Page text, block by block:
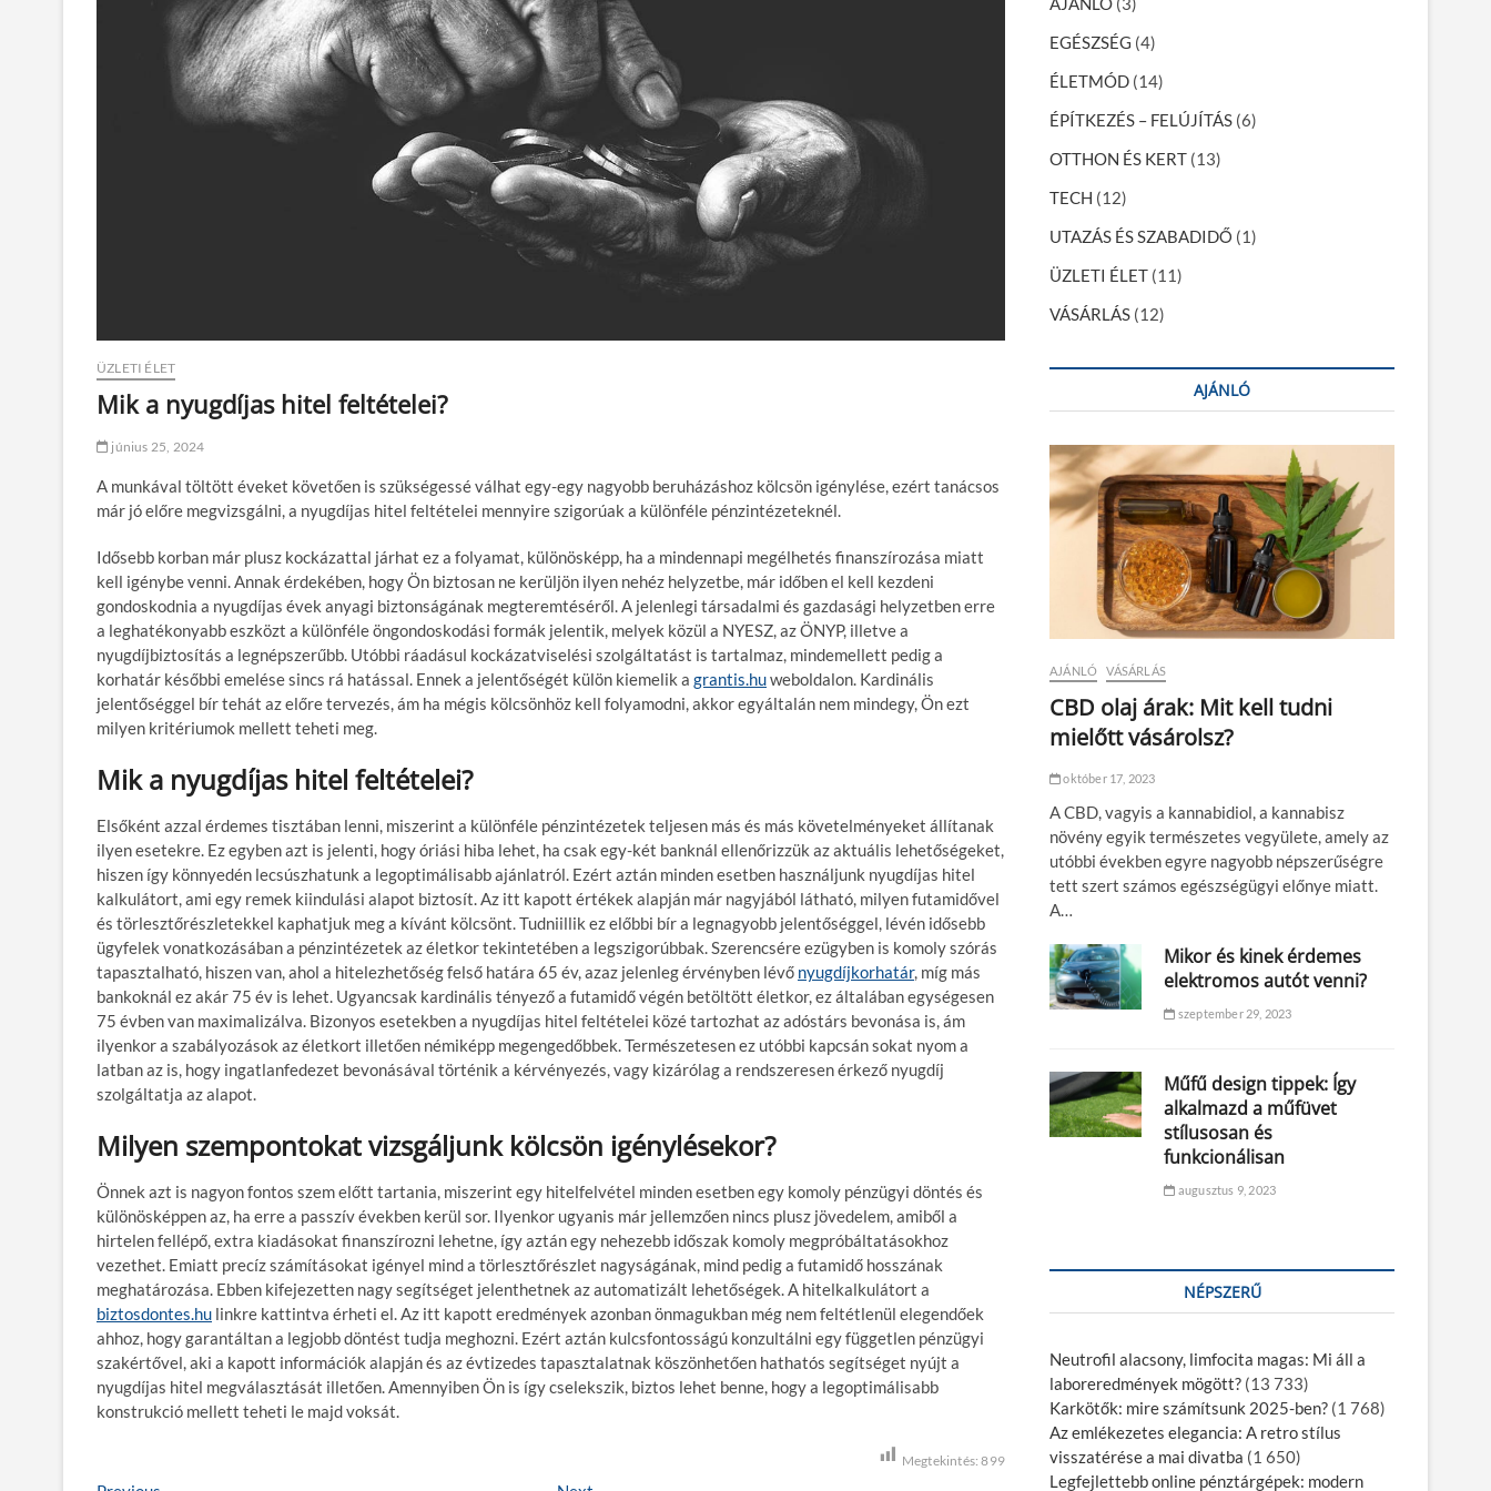
ÜZLETI ÉLET
Mik a nyugdíjas hitel feltételei?
június 25, 2024
A munkával töltött éveket követően is szükségessé válhat egy-egy nagyobb beruházáshoz kölcsön igénylése, ezért tanácsos
már jó előre megvizsgálni, a nyugdíjas hitel feltételei mennyire szigorúak a különféle pénzintézeteknél.
Idősebb korban már plusz kockázattal járhat ez a folyamat, különösképp, ha a mindennapi megélhetés finanszírozása miatt
kell igénybe venni. Annak érdekében, hogy Ön biztosan ne kerüljön ilyen nehéz helyzetbe, már időben el kell kezdeni
gondoskodnia a nyugdíjas évek anyagi biztonságának megteremtéséről. A jelenlegi társadalmi és gazdasági helyzetben erre
a leghatékonyabb eszközt a különféle öngondoskodási formák jelentik, melyek közül a NYESZ, az ÖNYP, illetve a
nyugdíjbiztosítás a legnépszerűbb. Utóbbi ráadásul kockázatviselési szolgáltatást is tartalmaz, mindemellett pedig a
korhatár későbbi emelése sincs rá hatással. Ennek a jelentőségét külön kiemelik a grantis.huweboldalon. Kardinális
jelentőséggel bír tehát az előre tervezés, ám ha mégis kölcsönhöz kell folyamodni, akkor egyáltalán nem mindegy, Ön ezt
milyen kritériumok mellett teheti meg.
Mik a nyugdíjas hitel feltételei?
Elsőként azzal érdemes tisztában lenni, miszerint a különféle pénzintézetek teljesen más és más követelményeket állítanak
ilyen esetekre. Ez egyben azt is jelenti, hogy óriási hiba lehet, ha csak egy-két banknál ellenőrizzük az aktuális lehetőségeket,
hiszen így könnyedén lecsúszhatunk a legoptimálisabb ajánlatról. Ezért aztán minden esetben használjunk nyugdíjas hitel
kalkulátort, ami egy remek kiindulási alapot biztosít. Az itt kapott értékek alapján már nagyjából látható, milyen futamidővel
és törlesztőrészletekkel kaphatjuk meg a kívánt kölcsönt. Tudniillik ez előbbi bír a legnagyobb jelentőséggel, lévén idősebb
ügyfelek vonatkozásában a pénzintézetek az életkor tekintetében a legszigorúbbak. Szerencsére ezügyben is komoly szórás
tapasztalható, hiszen van, ahol a hitelezhetőség felső határa 65 év, azaz jelenleg érvényben lévő nyugdíjkorhatár, míg más
bankoknál ez akár 75 év is lehet. Ugyancsak kardinális tényező a futamidő végén betöltött életkor, ez általában egységesen
75 évben van maximalizálva. Bizonyos esetekben a nyugdíjas hitel feltételei közé tartozhat az adóstárs bevonása is, ám
ilyenkor a szabályozások az életkort illetően némiképp megengedőbbek. Természetesen ez utóbbi kapcsán sokat nyom a
latban az is, hogy ingatlanfedezet bevonásával történik a kérvényezés, vagy kizárólag a rendszeresen érkező nyugdíj
szolgáltatja az alapot.
Milyen szempontokat vizsgáljunk kölcsön igénylésekor?
Önnek azt is nagyon fontos szem előtt tartania, miszerint egy hitelfelvétel minden esetben egy komoly pénzügyi döntés és
különösképpen az, ha erre a passzív években kerül sor. Ilyenkor ugyanis már jellemzően nincs plusz jövedelem, amiből a
hirtelen fellépő, extra kiadásokat finanszírozni lehetne, így aztán egy nehezebb időszak komoly megpróbáltatásokhoz
vezethet. Emiatt precíz számításokat igényel mind a törlesztőrészlet nagyságának, mind pedig a futamidő hosszának
meghatározása. Ebben kifejezetten nagy segítséget jelenthetnek az automatizált lehetőségek. A hitelkalkulátort a
biztosdontes.hu linkre kattintva érheti el. Az itt kapott eredmények azonban önmagukban még nem feltétlenül elegendőek
ahhoz, hogy garantáltan a legjobb döntést tudja meghozni. Ezért aztán kulcsfontosságú konzultálni egy független pénzügyi
szakértővel, aki a kapott információk alapján és az évtizedes tapasztalatnak köszönhetően hathatós segítséget nyújt a
nyugdíjas hitel megválasztását illetően. Amennyiben Ön is így cselekszik, biztos lehet benne, hogy a legoptimálisabb
konstrukció mellett teheti le majd voksát.
Megtekintés: 899
EGÉSZSÉG (4)
ÉLETMÓD (14)
ÉPÍTKEZÉS – FELÚJÍTÁS (6)
OTTHON ÉS KERT (13)
TECH (12)
UTAZÁS ÉS SZABADIDŐ (1)
ÜZLETI ÉLET (11)
VÁSÁRLÁS (12)
AJÁNLÓ
AJÁNLÓ VÁSÁRLÁS
CBD olaj árak: Mit kell tudni
mielőtt vásárolsz?
október 17, 2023
A CBD, vagyis a kannabidiol, a kannabisz
növény egyik természetes vegyülete, amely az
utóbbi években egyre nagyobb népszerűségre
tett szert számos egészségügyi előnye miatt.
A…
Mikor és kinek érdemes
elektromos autót venni?
szeptember 29, 2023
Műfű design tippek: Így
alkalmazd a műfüvet
stílusosan és
funkcionálisan
augusztus 9, 2023
NÉPSZERŰ
Neutrofil alacsony, limfocita magas: Mi áll a
laboreredmények mögött? (13 733)
Karkötők: mire számítsunk 2025-ben? (1 768)
Az emlékezetes elegancia: A retro stílus
visszatérése a mai divatba (1 650)
Legfejlettebb online pénztárgépek: modern